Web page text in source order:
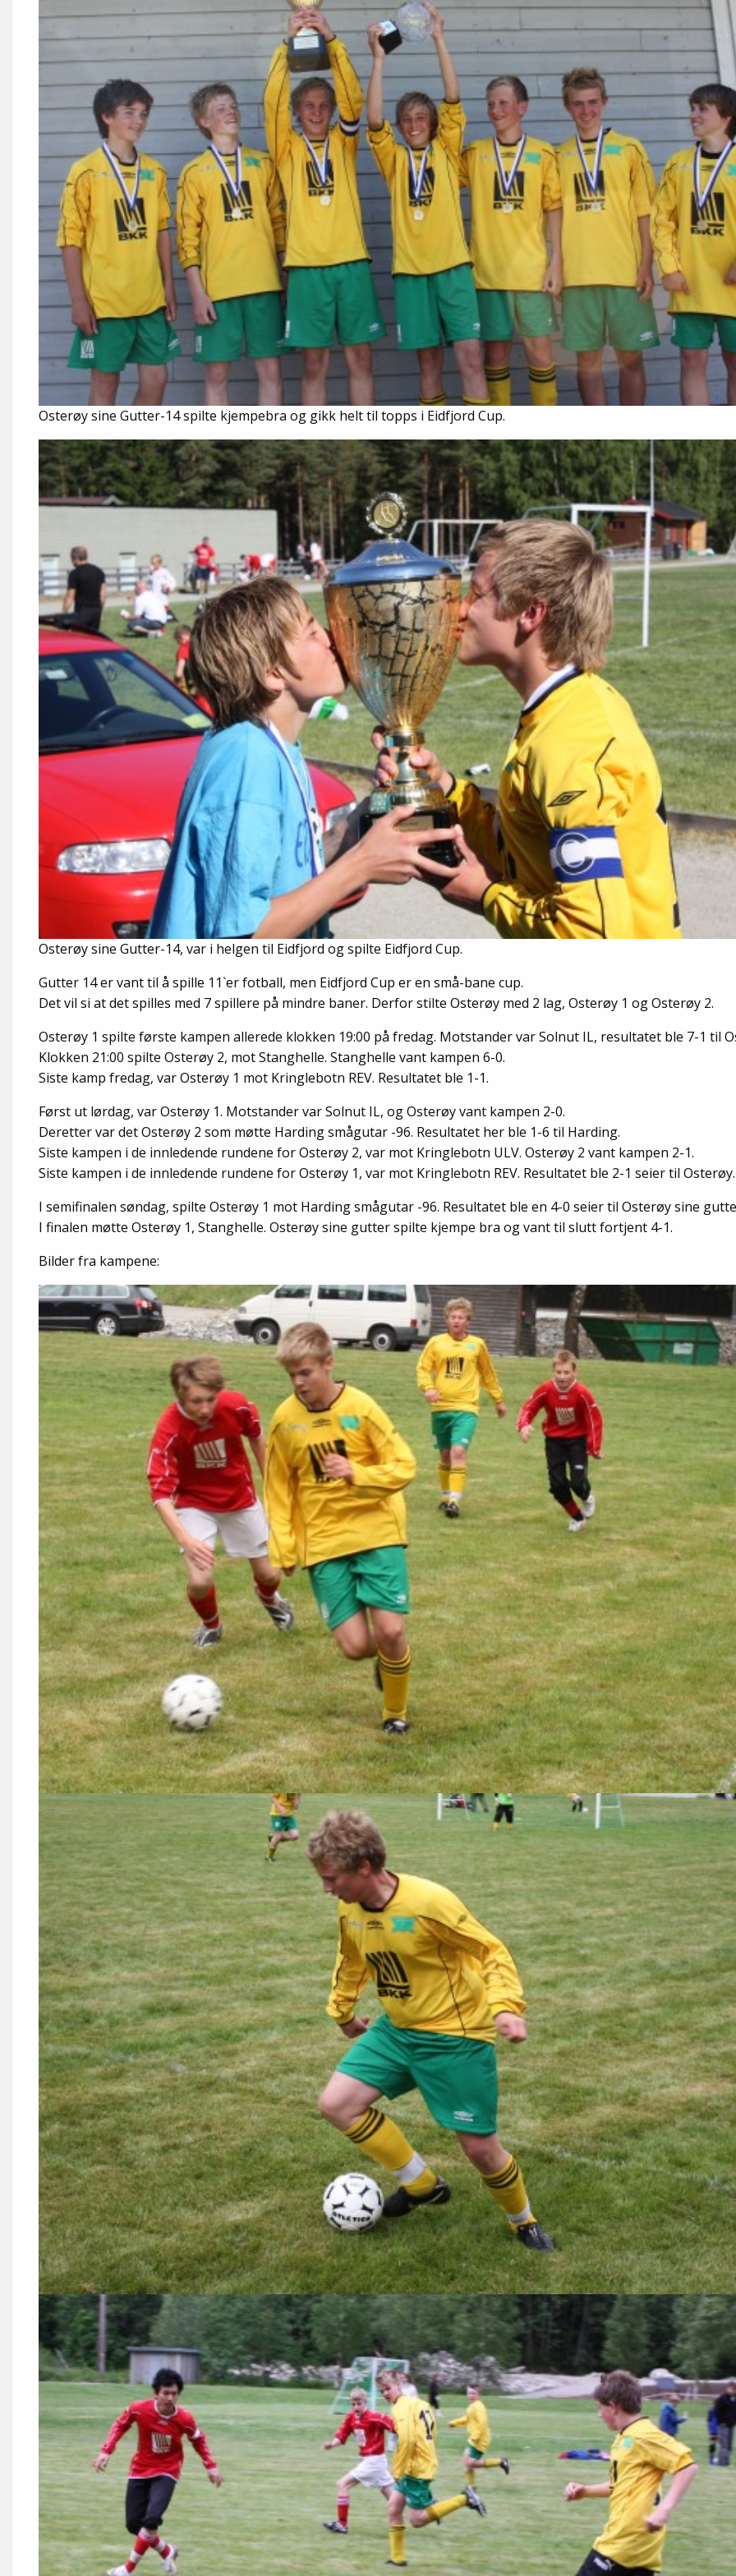
OIL
Osterøy sine Gutter-14 spilte kjempebra og gikk helt til topps i Eidfjord Cup.
Osterøy sine Gutter-14, var i helgen til Eidfjord og spilte Eidfjord Cup.
Gutter 14 er vant til å spille 11`er fotball, men Eidfjord Cup er en små-bane cup.
Det vil si at det spilles med 7 spillere på mindre baner. Derfor stilte Osterøy med 2 lag, Osterøy 1 og Osterøy 2.
Osterøy 1 spilte første kampen allerede klokken 19:00 på fredag. Motstander var Solnut IL, resultatet ble 7-1 til
Klokken 21:00 spilte Osterøy 2, mot Stanghelle. Stanghelle vant kampen 6-0.
Siste kamp fredag, var Osterøy 1 mot Kringlebotn REV. Resultatet ble 1-1.
Først ut lørdag, var Osterøy 1. Motstander var Solnut IL, og Osterøy vant kampen 2-0.
Deretter var det Osterøy 2 som møtte Harding smågutar -96. Resultatet her ble 1-6 til Harding.
Siste kampen i de innledende rundene for Osterøy 2, var mot Kringlebotn ULV. Osterøy 2 vant kampen 2-1.
Siste kampen i de innledende rundene for Osterøy 1, var mot Kringlebotn REV. Resultatet ble 2-1 seier til Osterøy.
I semifinalen søndag, spilte Osterøy 1 mot Harding smågutar -96. Resultatet ble en 4-0 seier til Osterøy sine
I finalen møtte Osterøy 1, Stanghelle. Osterøy sine gutter spilte kjempe bra og vant til slutt fortjent 4-1.
Bilder fra kampene: